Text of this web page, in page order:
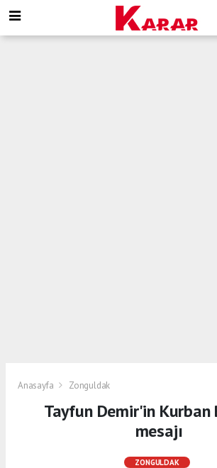
Anasayfa Zonguldak
Tayfun Demir'in Kurban
mesajı
ZONGULDAK